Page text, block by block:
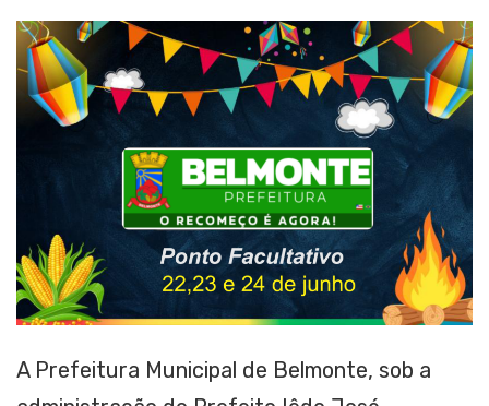
A Prefeitura Municipal de Belmonte, sob a